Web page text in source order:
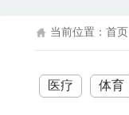
当前位置： 首页
医疗 体育